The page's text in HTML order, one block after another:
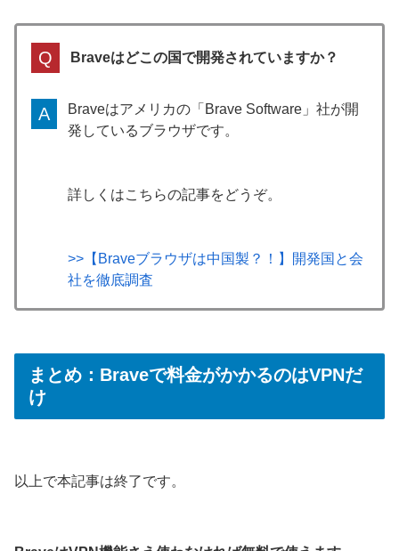
Q Braveはどこの国で開発されていますか？
A
Braveはアメリカの「Brave Software」社が開
発しているブラウザです。
詳しくはこちらの記事をどうぞ。
>>【Braveブラウザは中国製？！】開発国と会
社を徹底調査
まとめ：Braveで料金がかかるのはVPNだ
け
以上で本記事は終了です。